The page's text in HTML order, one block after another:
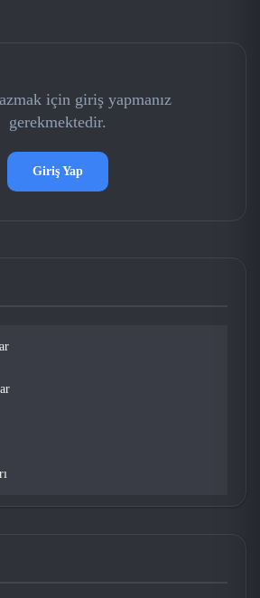
için giriş yapmanız
gerekmektedir.
Giriş Yap